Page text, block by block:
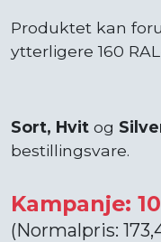
Produktet kan
ytterligere 160
Sort, Hvit og
bestillingsvare.
Kampanje:
(Normalpris: